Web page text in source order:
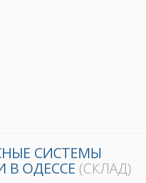
СИСТЕМЫ
В ОДЕССЕ (СКЛАД)